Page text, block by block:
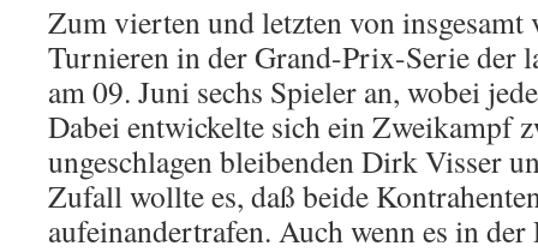
Zum vierten und letzten von insgesamt
Turnieren in der Grand-Prix-Serie der
am 09. Juni sechs Spieler an, wobei
Dabei entwickelte sich ein Zweikampf
ungeschlagen bleibenden Dirk Visser
Zufall wollte es, daß beide
aufeinandertrafen. Auch wenn es in der